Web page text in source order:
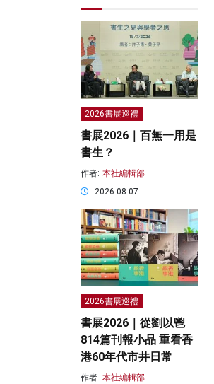
2026書展巡禮
書展2026｜百無一用是
書生？
作者: 本社編輯部
2026-08-07
2026書展巡禮
書展2026｜從劉以鬯
814篇刊報小品 重看香
港60年代市井日常
作者: 本社編輯部